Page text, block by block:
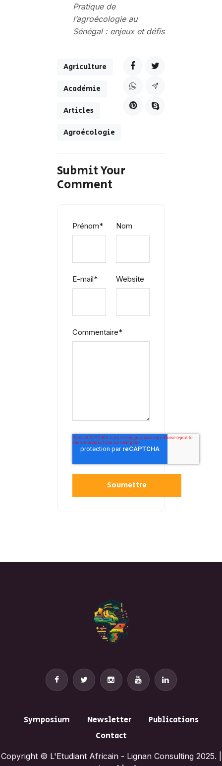
Pratique de
l’agroécologie au
Sénégal : enjeux et défis
Agriculture
Académie
Articles
Agroécologie
Submit Your
Comment
Prénom* Nom
E-mail* Website
Commentaire*
Symposium Newsletter
Publications
Contact
Copyright © L'Etudiant Africain - Lignan Consulting 2025. |